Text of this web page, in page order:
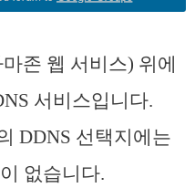
존 웹 서비스) 위에
서비스입니다.
DDNS 선택지에는
없습니다.